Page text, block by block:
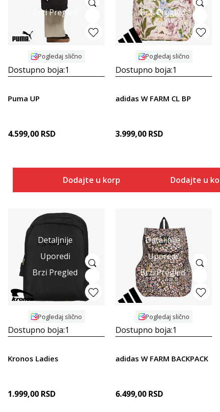
Brzi Pregled
Pogledaj slično
Dostupno boja:1
Puma UP
4.599,00 RSD
Dodajte u korpu
Brzi Pregled
Pogledaj slično
Dostupno boja:1
adidas W FARM CL BP
3.999,00 RSD
Dodajte u
Detaljnije
Uporedi
Brzi Pregled
Pogledaj slično
Dostupno boja:1
Kronos Ladies
1.999,00 RSD
Detaljnije
Uporedi
Brzi Pregled
Pogledaj slično
Dostupno boja:1
adidas W FARM BACKPACK
6.499,00 RSD